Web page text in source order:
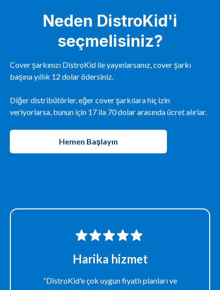
Neden DistroKid'i
seçmelisiniz?
Cover şarkınızı DistroKid ile yayınlarsanız, cover şarkı
başına yıllık 12 dolar ödersiniz.
Diğer distribütörler, eğer cover şarkılara hiç izin
veriyorlarsa, bunun için 17 ila 70 dolar arasında ücret alırlar.
Hemen Başlayın
Harika hizmet
“DistroKid'e çok uygun fiyatlı planları ve